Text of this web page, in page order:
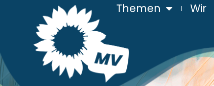
Themen Wir